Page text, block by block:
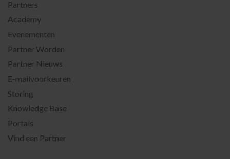
Partners
Academy
Evenementen
Partner Worden
Partner Nieuws
E-mailvoorkeuren
Storing
Knowledge Base
Portals
Vind een Partner